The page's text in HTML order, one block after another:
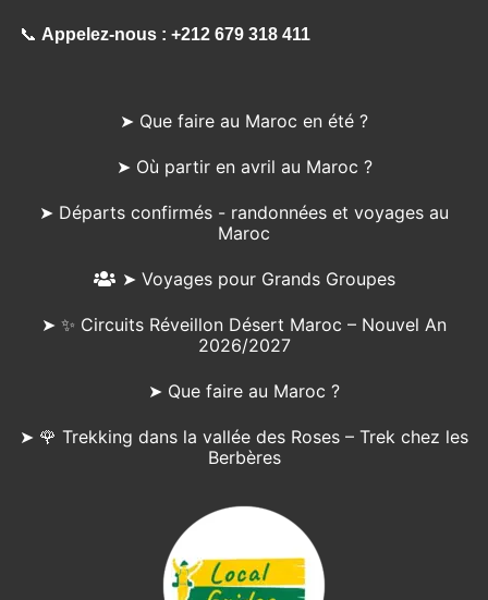
📞 Appelez-nous : +212 679 318 411
➤ Que faire au Maroc en été ?
➤ Où partir en avril au Maroc ?
➤ Départs confirmés - randonnées et voyages au
Maroc
➤ Voyages pour Grands Groupes
➤ ✨ Circuits Réveillon Désert Maroc – Nouvel An
2026/2027
➤ Que faire au Maroc ?
➤ 🌹 Trekking dans la vallée des Roses – Trek chez les
Berbères